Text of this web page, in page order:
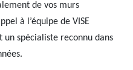
de vos murs
à l’équipe de VISE
spécialiste reconnu dans